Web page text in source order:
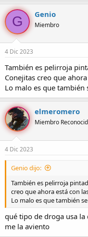
G Genio
Miembro
4 Dic 2023
También es pelirroja
Conejitas creo que
Lo malo es que también
elmeromero
Miembro
4 Dic 2023
Genio dijo:
También es pelirroja
creo que ahora está con
Lo malo es que también
qué tipo de droga usa la
me la aviento